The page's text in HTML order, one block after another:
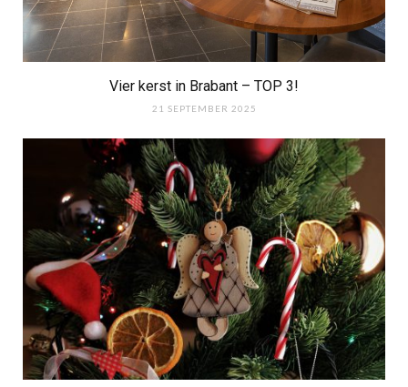
Vier kerst in Brabant – TOP 3!
21 SEPTEMBER 2025